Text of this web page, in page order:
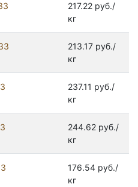
217.22 руб./
кг
213.17 руб./
кг
237.11 руб./
кг
244.62 руб./
кг
176.54 руб./
кг